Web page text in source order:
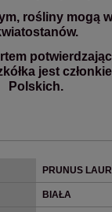
rośliny mogą
jest
Polskich.
PRUNUS
BIAŁA